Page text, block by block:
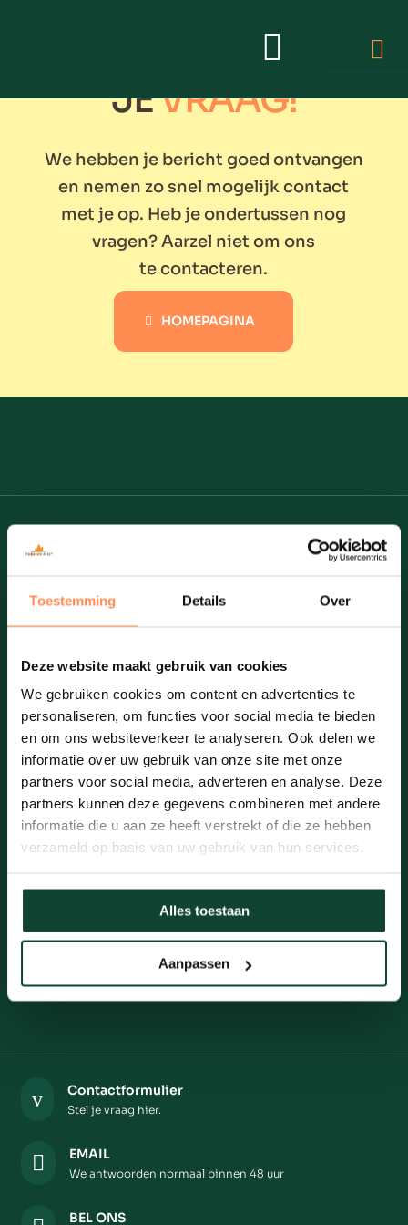
Toestemming Details Over
Deze website maakt gebruik van cookies
We gebruiken cookies om content en advertenties te
personaliseren, om functies voor social media te bieden
en om ons websiteverkeer te analyseren. Ook delen we
informatie over uw gebruik van onze site met onze
partners voor social media, adverteren en analyse. Deze
partners kunnen deze gegevens combineren met andere
informatie die u aan ze heeft verstrekt of die ze hebben
verzameld op basis van uw gebruik van hun services.
Alles toestaan
Aanpassen
BEDANKT VOOR
JEVRAAG!
We hebben je bericht goed ontvangen
en nemen zo snel mogelijk contact
met je op. Heb je ondertussen nog
vragen? Aarzel niet om ons
te contacteren.
HOMEPAGINA
T&T’s BV
Afhaalpunt Izegem:
Afhaalpunt Vichte:Oudenaardestraat 53, Vichte
Maatschappelijke zetel:
Roeselaarsestraat 335, Izegem
Bekijk op Google maps
REGISTRATIENUMMERS
BTW: BE 0460.662.304.
KBO 0460.662.304.
ONZE PRODUCTEN
US Witte eik testzak
1/2 pallet US Witte eik
Volle pallet US Witte eik
v Contactformulier
Stel je vraag hier.
 EMAIL
We antwoorden normaal binnen 48 uur
BEL ONS